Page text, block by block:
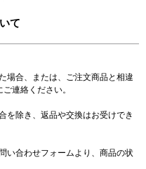
て
場合、または、ご注文商品と相違
連絡ください。
を除き、返品や交換はお受けでき
い合わせフォームより、商品の状